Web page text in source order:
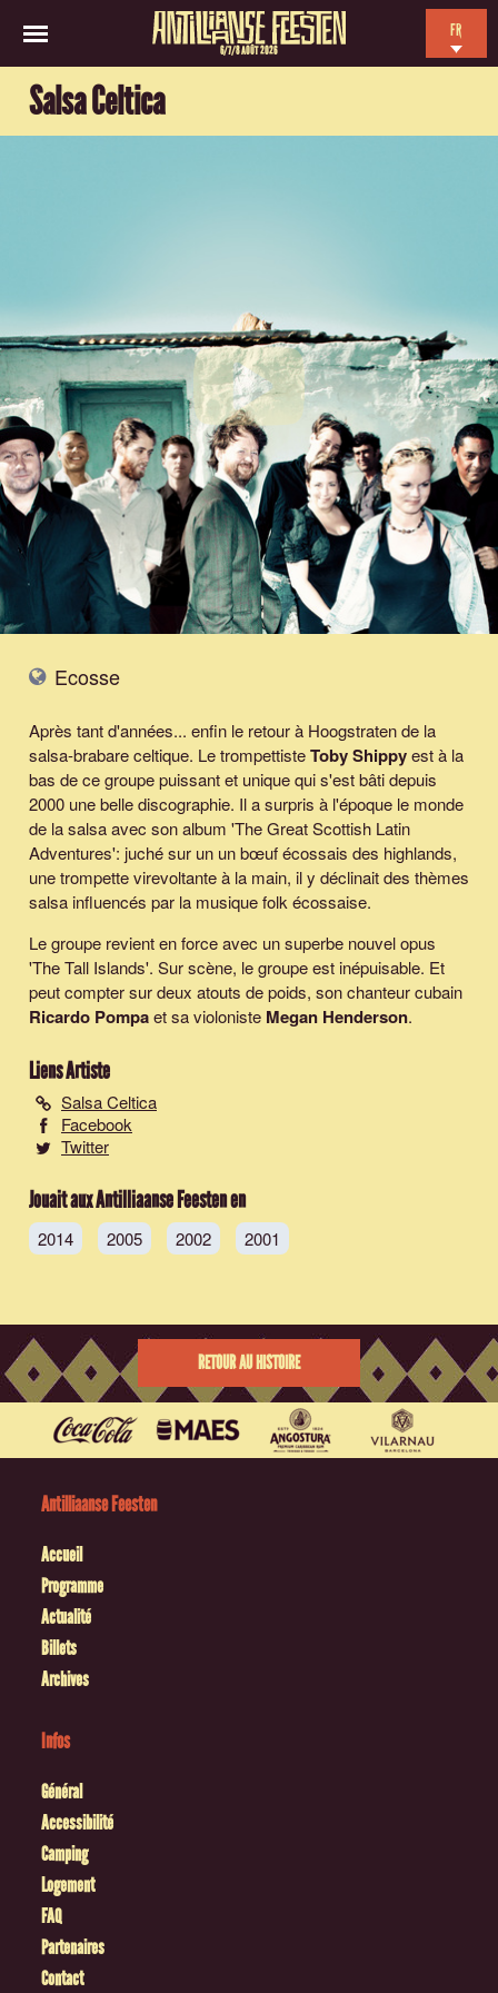
6/7/8 AOÛT 2026
FR
Salsa Celtica
Ecosse
Après tant d'années... enfin le retour à Hoogstraten de la
salsa-brabare celtique. Le trompettisteToby Shippyest à la
bas de ce groupe puissant et unique qui s'est bâti depuis
2000 une belle discographie. Il a surpris à l'époque le monde
de la salsa avec son album 'The Great Scottish Latin
Adventures': juché sur un un bœuf écossais des highlands,
une trompette virevoltante à la main, il y déclinait des thèmes
salsa influencés par la musique folk écossaise.
Le groupe revient en force avec un superbe nouvel opus
'The Tall Islands'. Sur scène, le groupe est inépuisable. Et
peut compter sur deux atouts de poids, son chanteur cubain
Ricardo Pompaet sa violoniste Megan Henderson.
Liens Artiste
Salsa Celtica
Facebook
Twitter
Jouait aux Antilliaanse Feesten en
2014 2005 2002 2001
RETOUR AU HISTOIRE
Antilliaanse Feesten
Accueil
Programme
Actualité
Billets
Archives
Infos
Général
Accessibilité
Camping
Logement
FAQ
Partenaires
Contact